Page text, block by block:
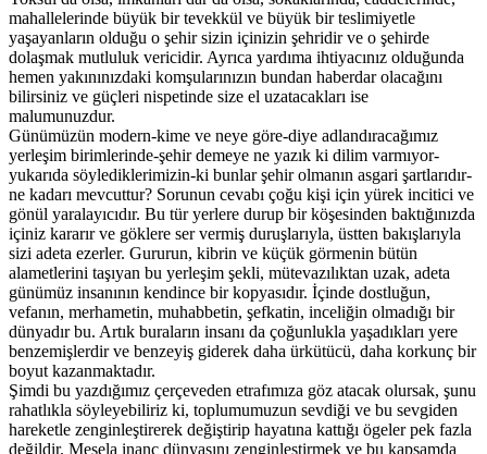
mahallelerinde büyük bir tevekkül ve büyük bir teslimiyetle
yaşayanların olduğu o şehir sizin içinizin şehridir ve o şehirde
dolaşmak mutluluk vericidir. Ayrıca yardıma ihtiyacınız olduğunda
hemen yakınınızdaki komşularınızın bundan haberdar olacağını
bilirsiniz ve güçleri nispetinde size el uzatacakları ise
malumunuzdur.
Günümüzün modern-kime ve neye göre-diye adlandıracağımız
yerleşim birimlerinde-şehir demeye ne yazık ki dilim varmıyor-
yukarıda söylediklerimizin-ki bunlar şehir olmanın asgari şartlarıdır-
ne kadarı mevcuttur? Sorunun cevabı çoğu kişi için yürek incitici ve
gönül yaralayıcıdır. Bu tür yerlere durup bir köşesinden baktığınızda
içiniz kararır ve göklere ser vermiş duruşlarıyla, üstten bakışlarıyla
sizi adeta ezerler. Gururun, kibrin ve küçük görmenin bütün
alametlerini taşıyan bu yerleşim şekli, mütevazılıktan uzak, adeta
günümüz insanının kendince bir kopyasıdır. İçinde dostluğun,
vefanın, merhametin, muhabbetin, şefkatin, inceliğin olmadığı bir
dünyadır bu. Artık buraların insanı da çoğunlukla yaşadıkları yere
benzemişlerdir ve benzeyiş giderek daha ürkütücü, daha korkunç bir
boyut kazanmaktadır.
Şimdi bu yazdığımız çerçeveden etrafımıza göz atacak olursak, şunu
rahatlıkla söyleyebiliriz ki, toplumumuzun sevdiği ve bu sevgiden
hareketle zenginleştirerek değiştirip hayatına kattığı ögeler pek fazla
değildir. Mesela inanç dünyasını zenginleştirmek ve bu kapsamda